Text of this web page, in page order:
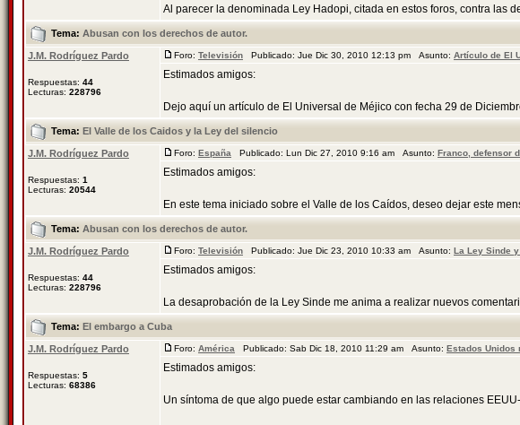
Al parecer la denominada Ley Hadopi, citada en estos foros, contra las
Tema: Abusan con los derechos de autor.
J.M. Rodríguez Pardo
Respuestas: 44
Lecturas: 228796
Foro: Televisión Publicado: Jue Dic 30, 2010 12:13 pm Asunto: Artículo de El
Estimados amigos:
Dejo aquí un artículo de El Universal de Méjico con fecha 29 de
Tema: El Valle de los Caidos y la Ley del silencio
J.M. Rodríguez Pardo
Respuestas: 1
Lecturas: 20544
Foro: España Publicado: Lun Dic 27, 2010 9:16 am Asunto: Franco, defensor
Estimados amigos:
En este tema iniciado sobre el Valle de los Caídos, deseo dejar este
Tema: Abusan con los derechos de autor.
J.M. Rodríguez Pardo
Respuestas: 44
Lecturas: 228796
Foro: Televisión Publicado: Jue Dic 23, 2010 10:33 am Asunto: La Ley Sinde
Estimados amigos:
La desaprobación de la Ley Sinde me anima a realizar nuevos
Tema: El embargo a Cuba
J.M. Rodríguez Pardo
Respuestas: 5
Lecturas: 68386
Foro: América Publicado: Sab Dic 18, 2010 11:29 am Asunto: Estados Unidos
Estimados amigos:
Un síntoma de que algo puede estar cambiando en las relaciones